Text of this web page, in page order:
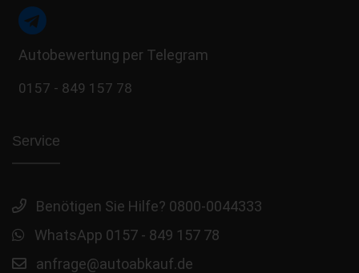
Autobewertung per Telegram
0157 - 849 157 78
Service
Benötigen Sie Hilfe? 0800-0044333
WhatsApp 0157 - 849 157 78
anfrage@autoabkauf.de